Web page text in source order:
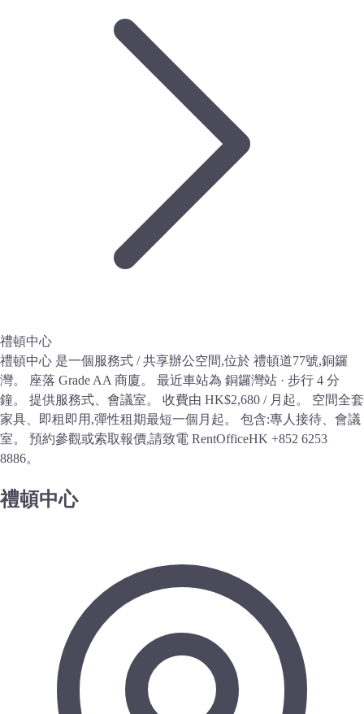
禮頓中心
禮頓中心 是一個服務式 / 共享辦公空間,位於 禮頓道77號,銅鑼
灣。 座落 Grade AA 商廈。 最近車站為 銅鑼灣站 · 步行 4 分
鐘。 提供服務式、會議室。 收費由 HK$2,680 / 月起。 空間全套
家具、即租即用,彈性租期最短一個月起。 包含:專人接待、會議
室。 預約參觀或索取報價,請致電 RentOfficeHK +852 6253
8886。
禮頓中心